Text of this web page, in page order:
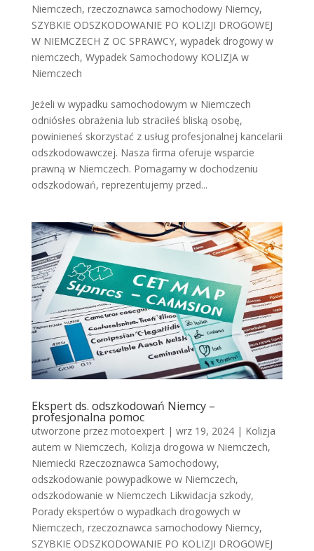
Niemczech, rzeczoznawca samochodowy Niemcy,
SZYBKIE ODSZKODOWANIE PO KOLIZJI DROGOWEJ
W NIEMCZECH Z OC SPRAWCY, wypadek drogowy w
niemczech, Wypadek Samochodowy KOLIZJA w
Niemczech
Jeżeli w wypadku samochodowym w Niemczech
odniósłes obrażenia lub straciłeś bliską osobę,
powinieneś skorzystać z usług profesjonalnej kancelarii
odszkodowawczej. Nasza firma oferuje wsparcie
prawną w Niemczech. Pomagamy w dochodzeniu
odszkodowań, reprezentujemy przed...
Ekspert ds. odszkodowań Niemcy –
profesjonalna pomoc
utworzone przez motoexpert| wrz 19, 2024| Kolizja
autem w Niemczech, Kolizja drogowa w Niemczech,
Niemiecki Rzeczoznawca Samochodowy,
odszkodowanie powypadkowe w Niemczech,
odszkodowanie w Niemczech Likwidacja szkody,
Porady ekspertów o wypadkach drogowych w
Niemczech, rzeczoznawca samochodowy Niemcy,
SZYBKIE ODSZKODOWANIE PO KOLIZJI DROGOWEJ